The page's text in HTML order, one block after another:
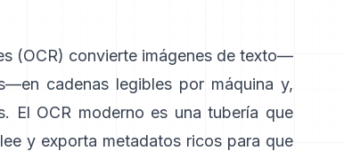
(OCR) convierte imágenes de texto—
cadenas legibles por máquina y,
El OCR moderno es una tubería que
y exporta metadatos ricos para que